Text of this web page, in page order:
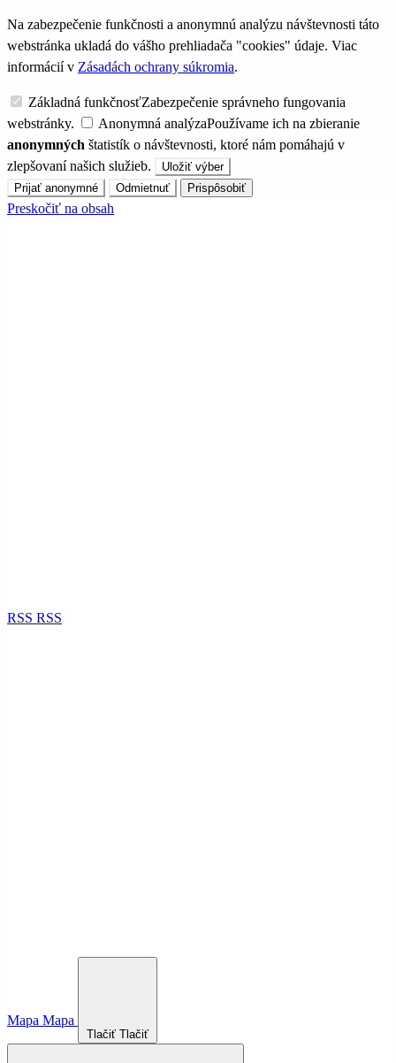
Na zabezpečenie funkčnosti a anonymnú analýzu návštevnosti táto
webstránka ukladá do vášho prehliadača "cookies" údaje. Viac
informácií v Zásadách ochrany súkromia.
Základná funkčnosťZabezpečenie správneho fungovania
webstránky.
Anonymná analýzaPoužívame ich na zbieranie
anonymných štatistík o návštevnosti, ktoré nám pomáhajú v
zlepšovaní našich služieb.
Uložiť výber
Prijať anonymné
Odmietnuť Prispôsobiť
Preskočiť na obsah
RSS RSS
Mapa Mapa
Tlačiť Tlačiť